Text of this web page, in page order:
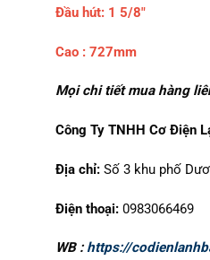
Đầu hút: 1 5/8″
Cao : 727mm
Mọi chi tiết mua hàng
Công Ty TNHH Cơ Điện
Địa chỉ: Số 3 khu phố
Điện thoại: 0983066469
WB :https://